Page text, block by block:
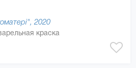
2020
краска